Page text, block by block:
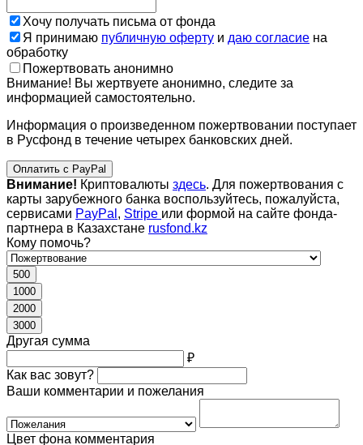
Хочу получать письма от фонда
Я принимаю публичную оферту и даю согласие на
обработку
Пожертвовать анонимно
Внимание! Вы жертвуете анонимно, следите за
информацией самостоятельно.
Информация о произведенном пожертвовании поступает
в Русфонд в течение четырех банковских дней.
Оплатить с PayPal
Внимание! Криптовалюты здесь. Для пожертвования с
карты зарубежного банка воспользуйтесь, пожалуйста,
сервисами PayPal , Stripe или формой на сайте фонда-
партнера в Казахстане rusfond.kz
Кому помочь?
500
1000
2000
3000
Другая сумма
₽
Как вас зовут?
Ваши комментарии и пожелания
Цвет фона комментария